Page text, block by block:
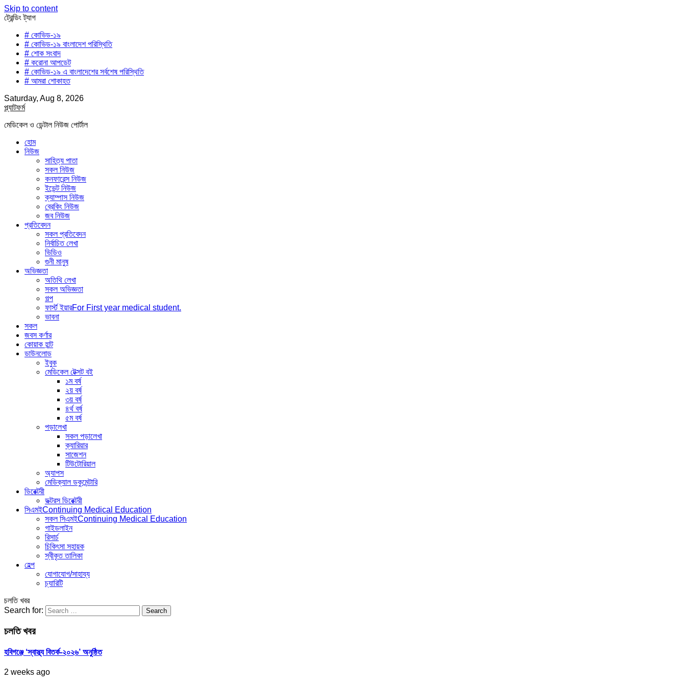
Skip to content
ট্রেন্ডিং ট্যাগ
# কোভিড-১৯
# কোভিড-১৯ বাংলাদেশ পরিস্থিতি
# শোক সংবাদ
# করোনা আপডেট
# কোভিড-১৯ এ বাংলাদেশের সর্বশেষ পরিস্থিতি
# আমরা শোকাহত
Saturday, Aug 8, 2026
প্ল্যাটফর্ম
মেডিকেল ও ডেন্টাল নিউজ পোর্টাল
হোম
নিউজ
সাহিত্য পাতা
সকল নিউজ
কনফারেন্স নিউজ
ইভেন্ট নিউজ
ক্যাম্পাস নিউজ
ব্রেকিং নিউজ
জব নিউজ
প্রতিবেদন
সকল প্রতিবেদন
নির্বাচিত লেখা
ভিডিও
গুনী মানুষ
অভিজ্ঞতা
অতিথি লেখা
সকল অভিজ্ঞতা
গল্প
ফার্স্ট ইয়ারFor First year medical student.
ভাবনা
সকল
জবস কর্ণার
কোয়াক হান্ট
ডাউনলোড
ইবুক
মেডিকেল টেক্সট বই
১ম বর্ষ
২য় বর্ষ
৩য় বর্ষ
৪র্থ বর্ষ
৫ম বর্ষ
পড়ালেখা
সকল পড়ালেখা
ক্যারিয়ার
সাজেশন
টিউটোরিয়াল
অ্যাপস
মেডিক্যাল ডকুমেন্টারি
ডিরেক্টরী
ডক্টরস ডিরেক্টরী
সিএমইContinuing Medical Education
সকল সিএমইContinuing Medical Education
গাইডলাইন
রিসার্চ
চিকিৎসা সহায়ক
স্বীকৃত তালিকা
হেল্প
যোগাযোগ/সাহায্য
চ্যারিটি
চলতি খবর
Search for:
চলতি খবর
হবিগঞ্জে ‘স্বাস্থ্য বিতর্ক-২০২৬’ অনুষ্ঠিত
2 weeks ago